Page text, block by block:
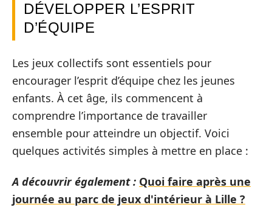
DÉVELOPPER L’ESPRIT
D’ÉQUIPE
Les jeux collectifs sont essentiels pour
encourager l’esprit d’équipe chez les jeunes
enfants. À cet âge, ils commencent à
comprendre l’importance de travailler
ensemble pour atteindre un objectif. Voici
quelques activités simples à mettre en place :
A découvrir également : Quoi faire après une
journée au parc de jeux d'intérieur à Lille ?